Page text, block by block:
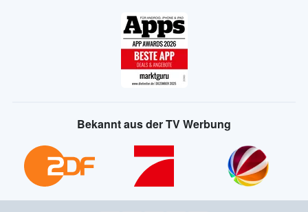
Bekannt aus der TV Werbung